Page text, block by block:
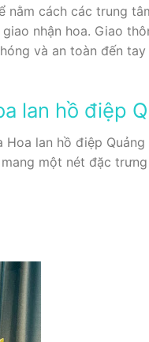
cách các trung
nhận hoa. Giao
và an toàn đến
lan hồ điệp
lan hồ điệp
một nét đặc